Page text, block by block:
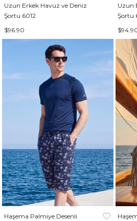
Uzun Erkek Havuz ve Deniz
Şortu 6012
$96.90
Uzun
Şortu
Haşema Palmiye Desenli